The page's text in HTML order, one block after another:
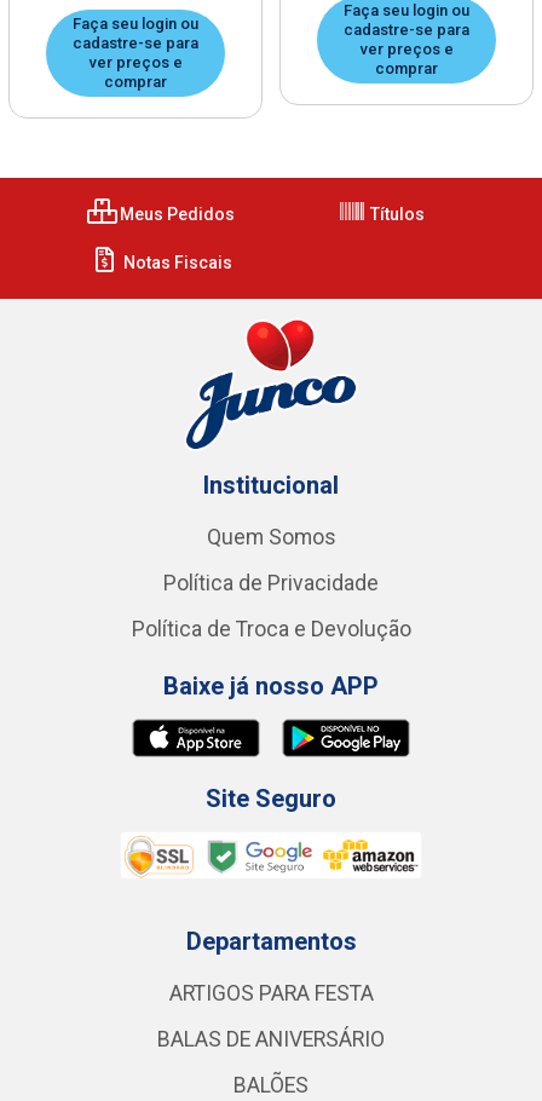
Faça seu login ou
cadastre-se para
ver preços e
comprar
Faça seu login ou
cadastre-se para
ver preços e
comprar
Meus Pedidos Títulos
Notas Fiscais
Institucional
Quem Somos
Política de Privacidade
Política de Troca e Devolução
Baixe já nosso APP
Site Seguro
Departamentos
ARTIGOS PARA FESTA
BALAS DE ANIVERSÁRIO
BALÕES